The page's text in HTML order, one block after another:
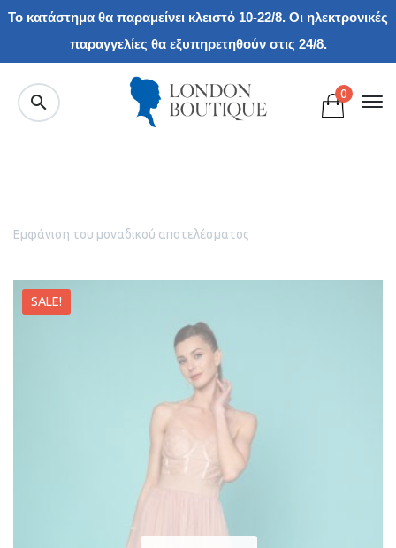
Το κατάστημα θα παραμείνει κλειστό 10-22/8. Οι ηλεκτρονικές
παραγγελίες θα εξυπηρετηθούν στις 24/8.
0
Εμφάνιση του μοναδικού αποτελέσματος
SALE!